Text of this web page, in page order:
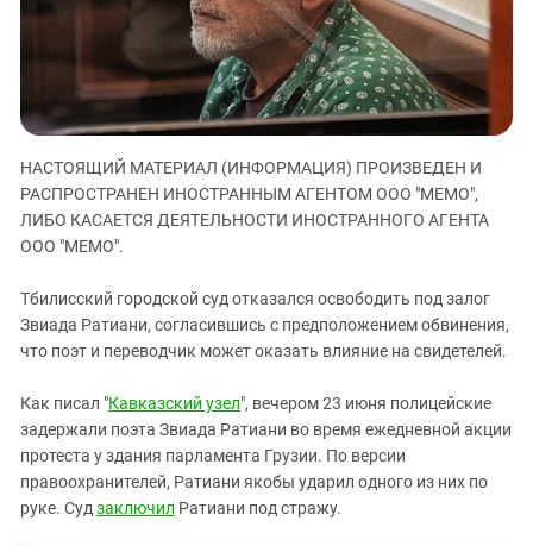
ЗАСТАВЛЯЕТ
КАВКАЗ ЗА ПАЛЕСТИНУ
ИНАКОМЫСЛИЕ В ЧЕЧНЕ
ПРЕСЛЕДОВАНИЕ АКТИВИСТОВ
МОБИЛИЗАЦИЯ И ПРОТЕСТЫ
Дагестан
Кабардино-Балкария
Калмыкия
Карачаево-Черкесия
Краснодарский край
Нагорный Карабах
Ростовская область
Северная Осетия - Алания
Ставропольский край
Чечня
Южная Осетия
НАСТОЯЩИЙ МАТЕРИАЛ (ИНФОРМАЦИЯ) ПРОИЗВЕДЕН И
РАСПРОСТРАНЕН ИНОСТРАННЫМ АГЕНТОМ ООО "МЕМО",
ЛИБО КАСАЕТСЯ ДЕЯТЕЛЬНОСТИ ИНОСТРАННОГО АГЕНТА
ООО "МЕМО".
Тбилисский городской суд отказался освободить под залог
Звиада Ратиани, согласившись с предположением обвинения,
что поэт и переводчик может оказать влияние на свидетелей.
Как писал "Кавказский узел", вечером 23 июня полицейские
задержали поэта Звиада Ратиани во время ежедневной акции
протеста у здания парламента Грузии. По версии
правоохранителей, Ратиани якобы ударил одного из них по
руке. Суд заключил Ратиани под стражу.